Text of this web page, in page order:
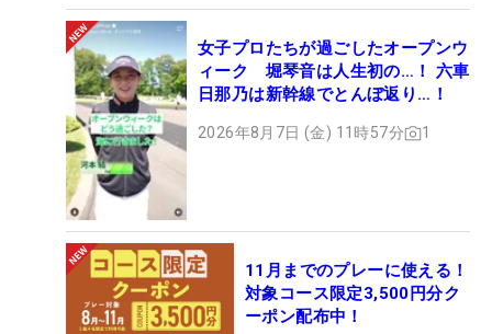
女子プロたちが過ごしたオープンウ
ィーク 堀琴音は人生初の…！ 六車
日那乃は新幹線でとんぼ返り…！
2026年8月7日 (金) 11時57分 1
11月までのプレーに使える！
対象コース限定3,500円分ク
ーポン配布中！